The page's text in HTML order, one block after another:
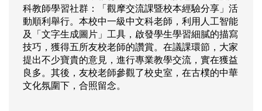
科教師學習社群：「觀摩交流課暨校本經驗分享」活
動順利舉行。本校中一級中文科老師，利用人工智能
及「文字生成圖片」工具，啟發學生學習細膩的描寫
技巧，獲得五所友校老師的讚賞。在議課環節，大家
提出不少寶貴的意見，進行專業教學交流，實在獲益
良多。其後，友校老師參觀了校史室，在古樸的中華
文化氛圍下，合照留念。